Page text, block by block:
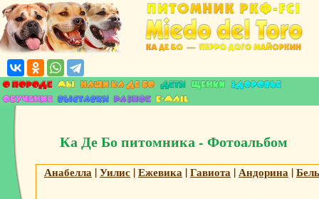
Ка Де Бо питомника - Фотоальбом
Анабелла |Уилис |Ежевика |Гавиота |Андорина |